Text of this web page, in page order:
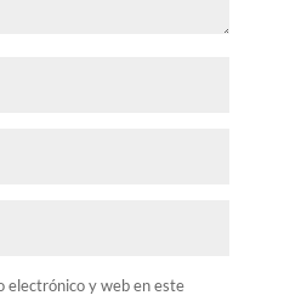
electrónico y web en este